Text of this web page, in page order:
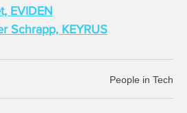
EVIDEN
Schrapp, KEYRUS
People in Tech